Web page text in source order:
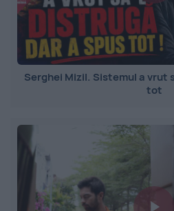
Serghei Mizil. Sistemul a vrut
tot